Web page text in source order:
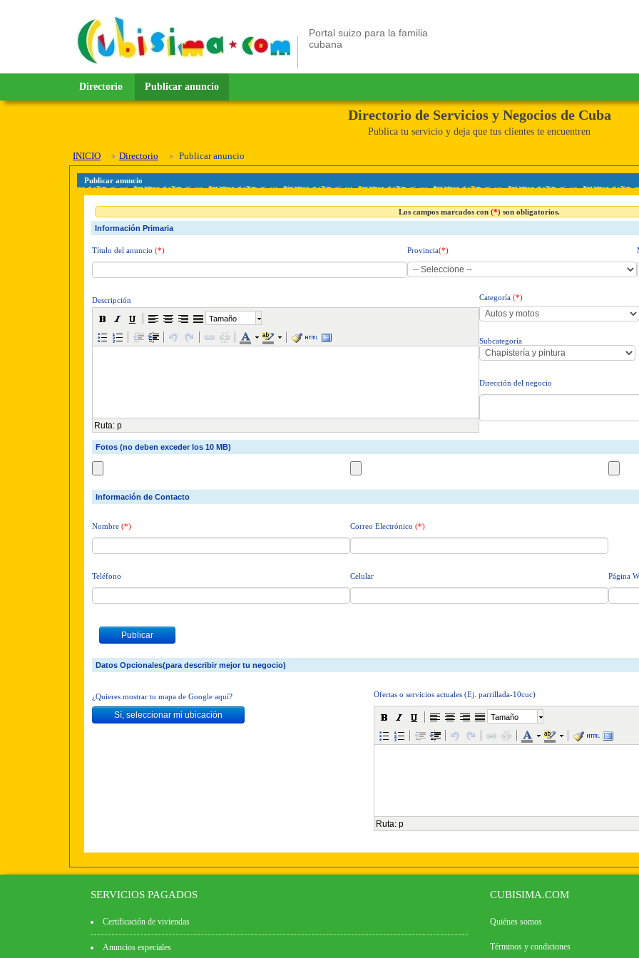
Portal suizo para la familia
cubana
Directorio Publicar anuncio
Directorio de Servicios y Negocios de Cuba
Publica tu servicio y deja que tus clientes te encuentren
INICIO Directorio Publicar anuncio
Publicar anuncio
Los campos marcados con (*) son obligatorios.
Información Primaria
Título del anuncio (*) Provincia(*)
Descripción
Tamaño
Ruta: p
Categoría (*)
Subcategoría
Dirección del negocio
Fotos (no deben exceder los 10 MB)
Información de Contacto
Nombre (*) Correo Electrónico (*)
Teléfono Celular Página
Datos Opcionales(para describir mejor tu negocio)
¿Quieres mostrar tu mapa de Google aquí? Ofertas o servicios actuales (Ej. parrillada-10cuc)
Tamaño
Ruta:p
SERVICIOS PAGADOS
Certificación de viviendas
Anuncios especiales
CUBISIMA.COM
Quiénes somos
Términos y condiciones